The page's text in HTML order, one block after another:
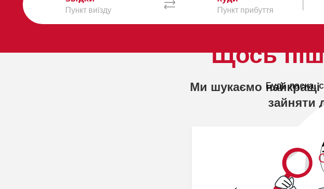
Щось
Будь ласка,
Ми шукаємо
зайняти